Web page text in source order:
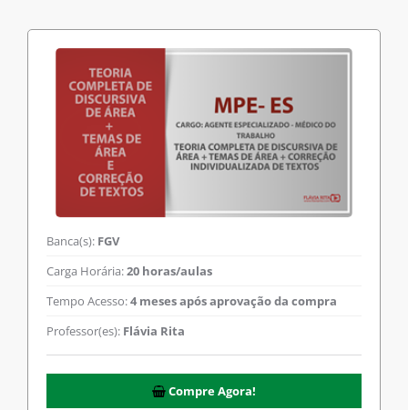
Banca(s): FGV
Carga Horária:20 horas/aulas
Tempo Acesso:4 meses após aprovação da compra
Professor(es): Flávia Rita
Compre Agora!